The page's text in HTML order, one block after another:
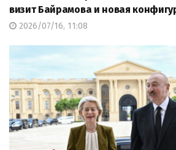
визит Байрамова и новая
2026/07/16, 11:08